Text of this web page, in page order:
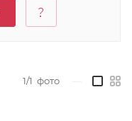
1/1 фото